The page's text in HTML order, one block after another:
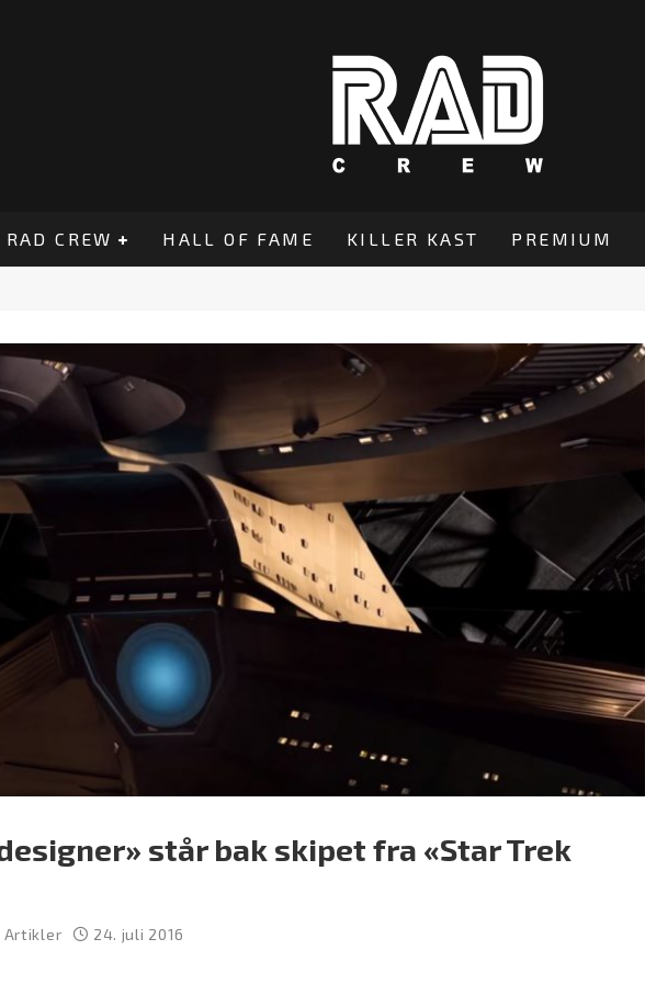
RAD CREW HALL OF FAME KILLER KAST PREMIUM
står bak skipet fra «Star Trek
Artikler 24. juli 2016